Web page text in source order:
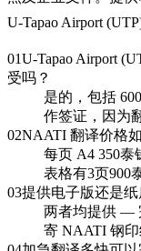
U-Tapao Airport
01U-Tapao Airport
受吗？
是的，包括
作签证，因为
02NAATI 翻译价格
每页 A4 350
表格有3页900
03提供电子版还是纸
两者均提供 —
寄 NAATI 钢印